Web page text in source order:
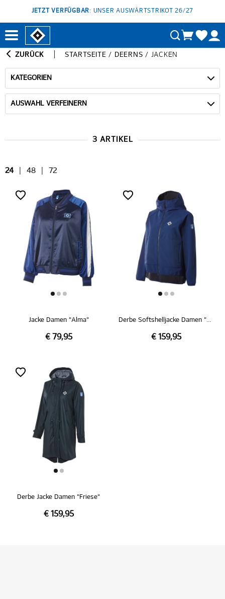
JETZT VERFÜGBAR: UNSER AUSWÄRTSTRIKOT 26/27
ZURÜCK STARTSEITE / DEERNS / JACKEN
KATEGORIEN
AUSWAHL VERFEINERN
3 ARTIKEL
24 48 72
Jacke Damen "Alma"
€ 79,95
Derbe Softshelljacke Damen "Peutby"
€ 159,95
Derbe Jacke Damen "Friese"
€ 159,95